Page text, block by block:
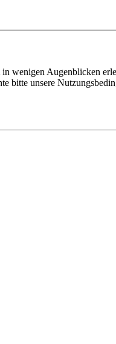
wenigen Augenblicken
bitte unsere